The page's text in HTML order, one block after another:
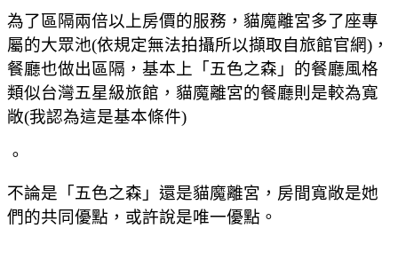
為了區隔兩倍以上房價的服務，貓魔離宮多了座專
屬的大眾池(依規定無法拍攝所以擷取自旅館官網)，
餐廳也做出區隔，基本上「五色之森」的餐廳風格
類似台灣五星級旅館，貓魔離宮的餐廳則是較為寬
敞(我認為這是基本條件)
。
不論是「五色之森」還是貓魔離宮，房間寬敞是她
們的共同優點，或許說是唯一優點。